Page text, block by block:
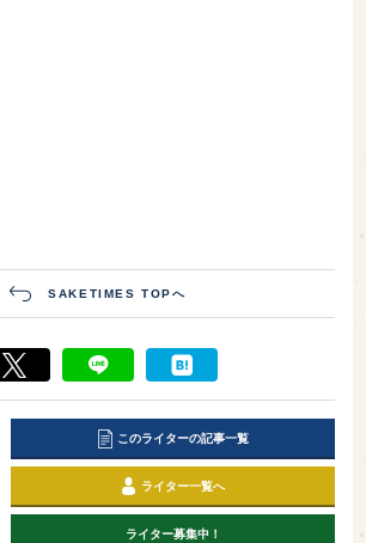
SAKETIMES TOPへ
このライターの記事一覧
ライター一覧へ
ライター募集中！